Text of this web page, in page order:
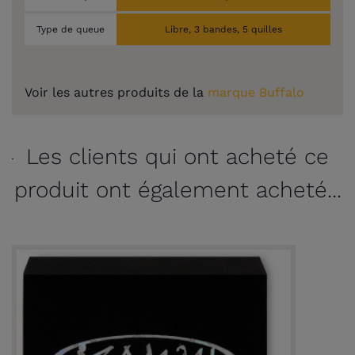
Type de queue Libre, 3 bandes, 5 quilles
Voir les autres produits de la marque Buffalo
Les clients qui ont acheté ce
produit ont également acheté...